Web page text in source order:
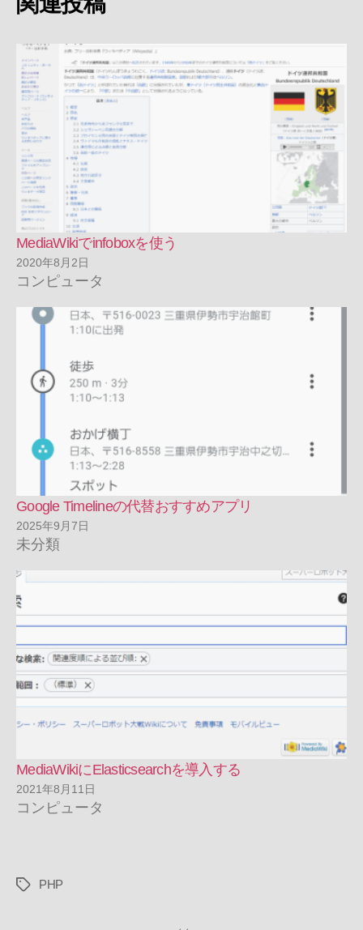
MediaWikiでinfoboxを使う
2020年8月2日
コンピュータ
Google Timelineの代替おすすめアプリ
2025年9月7日
未分類
MediaWikiにElasticsearchを導入する
2021年8月11日
コンピュータ
タ
PHP